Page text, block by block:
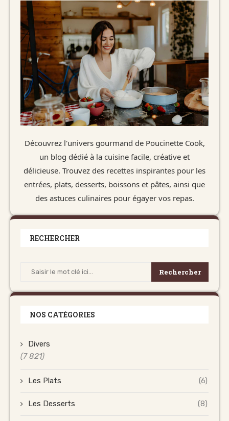
Découvrez l'univers gourmand de Poucinette Cook,
un blog dédié à la cuisine facile, créative et
délicieuse. Trouvez des recettes inspirantes pour les
entrées, plats, desserts, boissons et pâtes, ainsi que
des astuces culinaires pour égayer vos repas.
RECHERCHER
Rechercher
NOS CATÉGORIES
Divers
(7 821)
Les Plats (6)
Les Desserts (8)